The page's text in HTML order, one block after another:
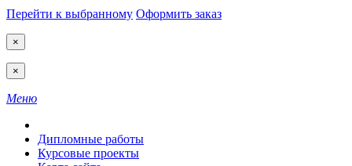
Перейти к выбранному Оформить заказ
×
×
Меню
Дипломные работы
Курсовые проекты